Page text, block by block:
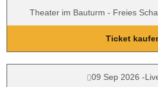
Theater im Bauturm - Freies
Ticket
09 Sep 2026 -